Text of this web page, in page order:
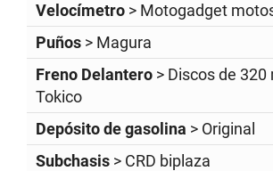
Velocímetro > Motogadget
Puños > Magura
Freno Delantero > Discos de
Tokico
Depósito de gasolina > Original
Subchasis > CRD biplaza